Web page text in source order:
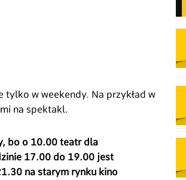
w weekendy. Na przykład w
na spektakl.
bo o 10.00 teatr dla
17.00 do 19.00 jest
na starym rynku kino